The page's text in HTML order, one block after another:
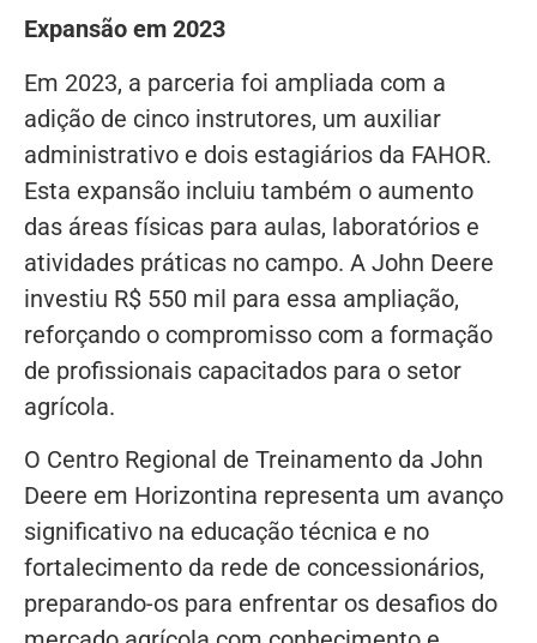
Expansão em 2023
Em 2023, a parceria foi ampliada com a
adição de cinco instrutores, um auxiliar
administrativo e dois estagiários da FAHOR.
Esta expansão incluiu também o aumento
das áreas físicas para aulas, laboratórios e
atividades práticas no campo. A John Deere
investiu R$ 550 mil para essa ampliação,
reforçando o compromisso com a formação
de profissionais capacitados para o setor
agrícola.
O Centro Regional de Treinamento da John
Deere em Horizontina representa um avanço
significativo na educação técnica e no
fortalecimento da rede de concessionários,
preparando-os para enfrentar os desafios do